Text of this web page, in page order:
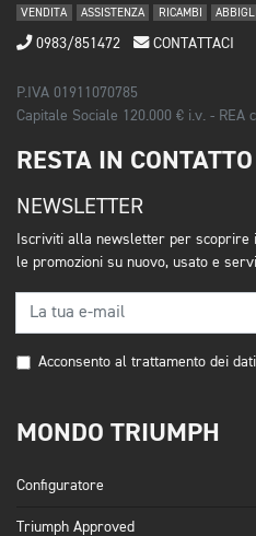
VENDITA ASSISTENZA RICAMBI
0983/851472 CONTATTACI
P.IVA 01911070785
Capitale Sociale 120.000 € i.v. - REA
RESTA IN CONTATTO
NEWSLETTER
Iscriviti alla newsletter per scoprire
le promozioni su nuovo, usato e
Acconsento al trattamento dei
MONDO TRIUMPH
Configuratore
Triumph Approved